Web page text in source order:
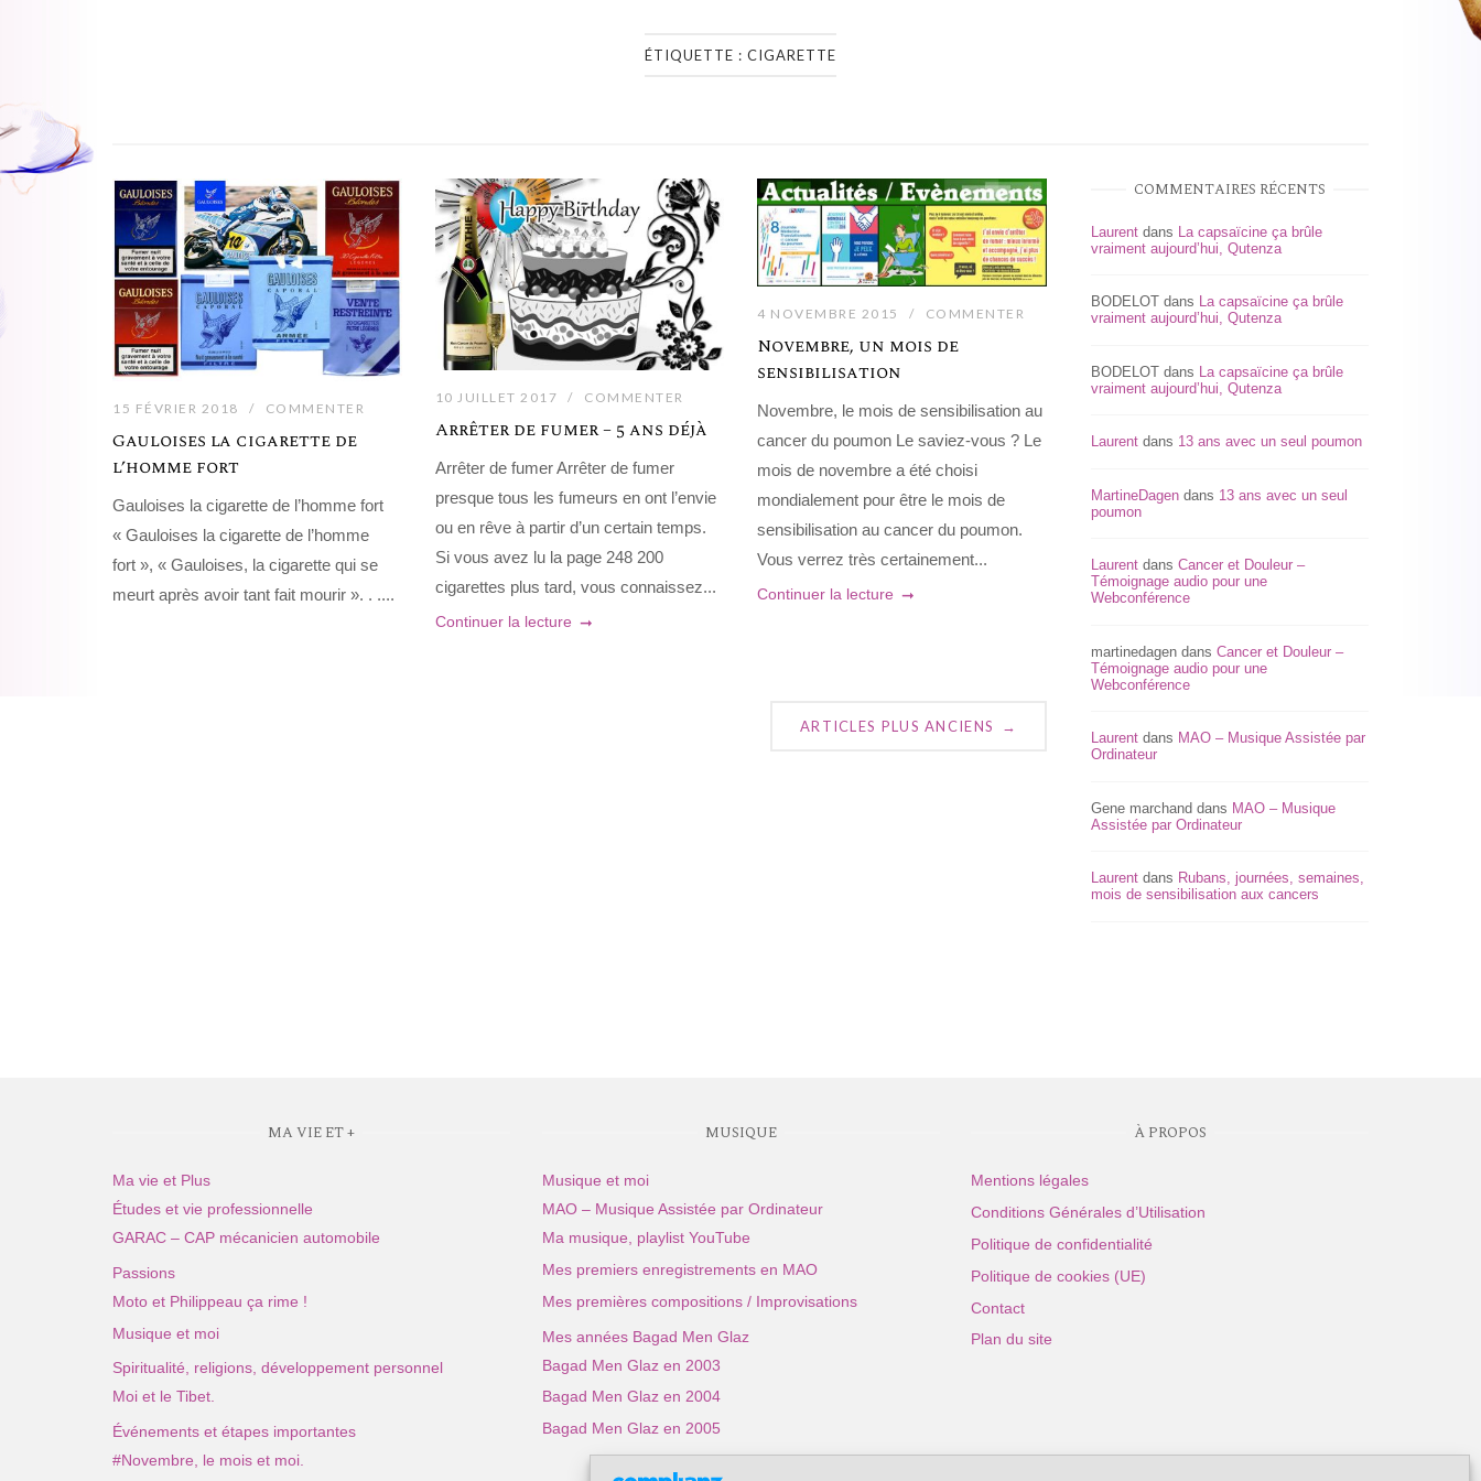
ÉTIQUETTE : CIGARETTE
15 FÉVRIER 2018 COMMENTER
Gauloises la cigarette de
l’homme fort
Gauloises la cigarette de l’homme fort
« Gauloises la cigarette de l’homme
fort », « Gauloises, la cigarette qui se
meurt après avoir tant fait mourir ». . ....
10 JUILLET 2017 COMMENTER
Arrêter de fumer – 5 ans déjà
Arrêter de fumer Arrêter de fumer
presque tous les fumeurs en ont l’envie
ou en rêve à partir d’un certain temps.
Si vous avez lu la page 248 200
cigarettes plus tard, vous connaissez...
Continuer la lecture
4 NOVEMBRE 2015 COMMENTER
Novembre, un mois de
sensibilisation
Novembre, le mois de sensibilisation au
cancer du poumon Le saviez-vous ? Le
mois de novembre a été choisi
mondialement pour être le mois de
sensibilisation au cancer du poumon.
Vous verrez très certainement...
Continuer la lecture
ARTICLES PLUS ANCIENS →
COMMENTAIRES RÉCENTS
Laurent dans
La capsaïcine ça brûle
vraiment aujourd’hui, Qutenza
BODELOT dans La capsaïcine ça brûle
vraiment aujourd’hui, Qutenza
BODELOT dans
La capsaïcine ça brûle
vraiment aujourd’hui, Qutenza
Laurent dans 13 ans avec un seul poumon
MartineDagen dans 13 ans avec un seul
poumon
Laurent dans Cancer et Douleur –
Témoignage audio pour une
Webconférence
martinedagen dans Cancer et Douleur –
Témoignage audio pour une
Webconférence
Laurent dans MAO – Musique Assistée par
Ordinateur
Gene marchand dans MAO – Musique
Assistée par Ordinateur
Laurent dans Rubans, journées, semaines,
mois de sensibilisation aux cancers
MA VIE ET +
Ma vie et Plus
Études et vie professionnelle
GARAC – CAP mécanicien automobile
Passions
Moto et Philippeau ça rime !
Musique et moi
Spiritualité, religions, développement personnel
Moi et le Tibet.
Événements et étapes importantes
#Novembre, le mois et moi.
MUSIQUE
Musique et moi
MAO – Musique Assistée par Ordinateur
Ma musique, playlist YouTube
Mes premiers enregistrements en MAO
Mes premières compositions / Improvisations
Mes années Bagad Men Glaz
Bagad Men Glaz en 2003
Bagad Men Glaz en 2004
Bagad Men Glaz en 2005
À PROPOS
Mentions légales
Conditions Générales d’Utilisation
Politique de confidentialité
Politique de cookies (UE)
Contact
Plan du site